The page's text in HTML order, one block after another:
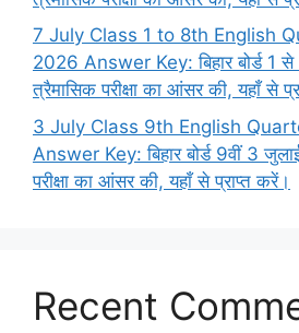
7 July Class 1 to 8th English
2026 Answer Key: बिहार बोर्ड 1
त्रैमासिक परीक्षा का आंसर की, यहाँ से
3 July Class 9th English
Answer Key: बिहार बोर्ड 9वीं 3
परीक्षा का आंसर की, यहाँ से प्राप्त करें।
Recent